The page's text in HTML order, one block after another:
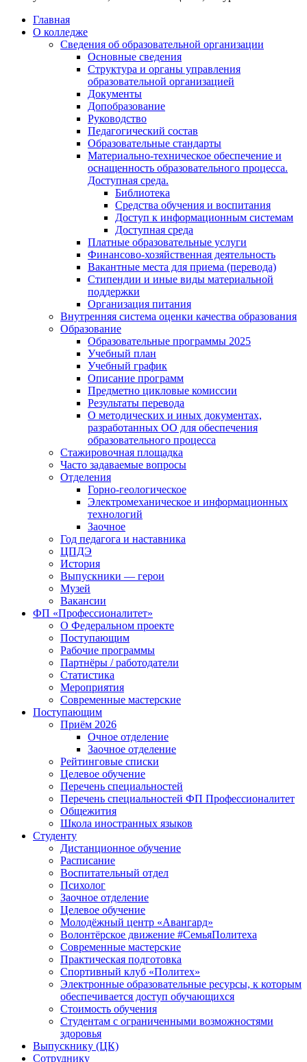
Главная
О колледже
Сведения об образовательной организации
Основные сведения
Структура и органы управления
образовательной организацией
Документы
Допобразование
Руководство
Педагогический состав
Образовательные стандарты
Материально-техническое обеспечение и
оснащенность образовательного процесса.
Доступная среда.
Библиотека
Средства обучения и воспитания
Доступ к информационным системам
Доступная среда
Платные образовательные услуги
Финансово-хозяйственная деятельность
Вакантные места для приема (перевода)
Стипендии и иные виды материальной
поддержки
Организация питания
Внутренняя система оценки качества образования
Образование
Образовательные программы 2025
Учебный план
Учебный график
Описание программ
Предметно цикловые комиссии
Результаты перевода
О методических и иных документах,
разработанных ОО для обеспечения
образовательного процесса
Стажировочная площадка
Часто задаваемые вопросы
Отделения
Горно-геологическое
Электромеханическое и информационных
технологий
Заочное
Год педагога и наставника
ЦПДЭ
История
Выпускники — герои
Музей
Вакансии
ФП «Профессионалитет»
О Федеральном проекте
Поступающим
Рабочие программы
Партнёры / работодатели
Статистика
Мероприятия
Современные мастерские
Поступающим
Приём 2026
Очное отделение
Заочное отделение
Рейтинговые списки
Целевое обучение
Перечень специальностей
Перечень специальностей ФП Профессионалитет
Общежития
Школа иностранных языков
Студенту
Дистанционное обучение
Расписание
Воспитательный отдел
Психолог
Заочное отделение
Целевое обучение
Молодёжный центр «Авангард»
Волонтёрское движение #СемьяПолитеха
Современные мастерские
Практическая подготовка
Спортивный клуб «Политех»
Электронные образовательные ресурсы, к которым
обеспечивается доступ обучающихся
Стоимость обучения
Студентам с ограниченными возможностями
здоровья
Выпускнику (ЦК)
Сотруднику